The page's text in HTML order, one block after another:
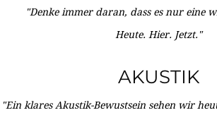
"Denke immer daran, dass es nur eine
Heute. Hier. Jetzt."
AKUSTIK
"Ein klares Akustik-Bewustsein sehen wir